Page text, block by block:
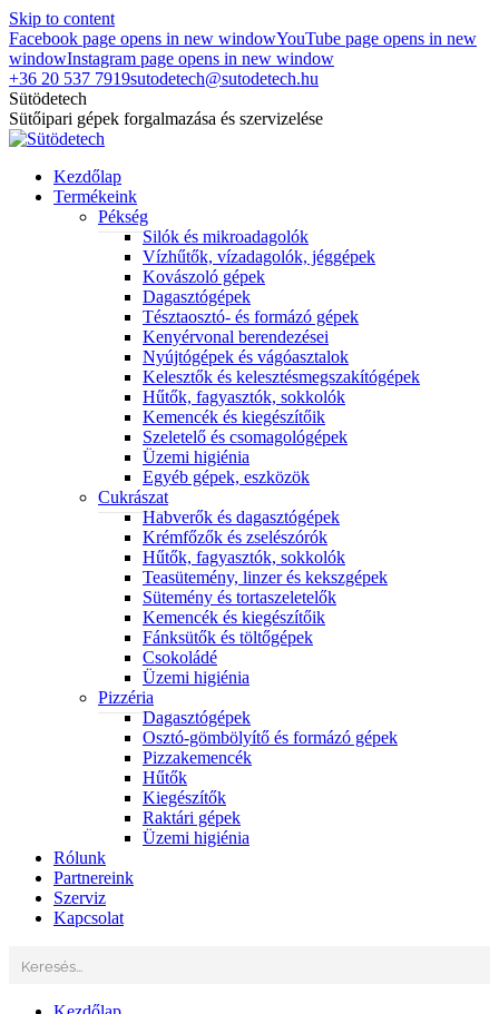
Skip to content
Facebook page opens in new windowYouTube page opens in new
windowInstagram page opens in new window
+36 20 537 7919sutodetech@sutodetech.hu
Sütödetech
Sütőipari gépek forgalmazása és szervizelése
Kezdőlap
Termékeink
Pékség
Silók és mikroadagolók
Vízhűtők, vízadagolók, jéggépek
Kovászoló gépek
Dagasztógépek
Tésztaosztó- és formázó gépek
Kenyérvonal berendezései
Nyújtógépek és vágóasztalok
Kelesztők és kelesztésmegszakítógépek
Hűtők, fagyasztók, sokkolók
Kemencék és kiegészítőik
Szeletelő és csomagológépek
Üzemi higiénia
Egyéb gépek, eszközök
Cukrászat
Habverők és dagasztógépek
Krémfőzők és zselészórók
Hűtők, fagyasztók, sokkolók
Teasütemény, linzer és kekszgépek
Sütemény és tortaszeletelők
Kemencék és kiegészítőik
Fánksütők és töltőgépek
Csokoládé
Üzemi higiénia
Pizzéria
Dagasztógépek
Osztó-gömbölyítő és formázó gépek
Pizzakemencék
Hűtők
Kiegészítők
Raktári gépek
Üzemi higiénia
Rólunk
Partnereink
Szerviz
Kapcsolat